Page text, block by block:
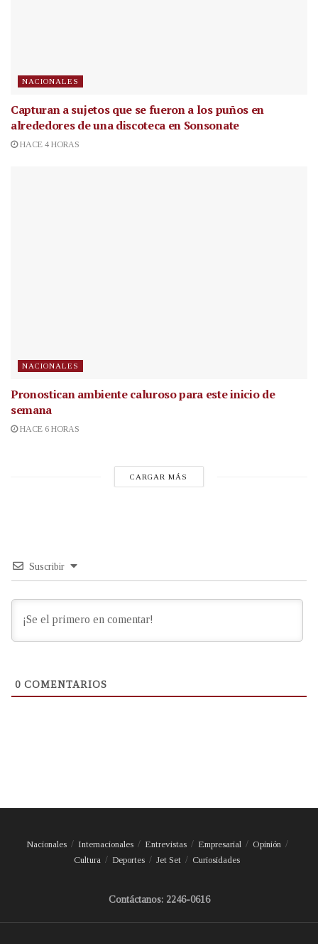
NACIONALES
Capturan a sujetos que se fueron a los puños en
alrededores de una discoteca en Sonsonate
HACE 4 HORAS
NACIONALES
Pronostican ambiente caluroso para este inicio de
semana
HACE 6 HORAS
CARGAR MÁS
Suscribir
0 COMENTARIOS
Nacionales Internacionales Entrevistas Empresarial
Opinión
Cultura
Deportes Jet Set Curiosidades
Contáctanos: 2246-0616